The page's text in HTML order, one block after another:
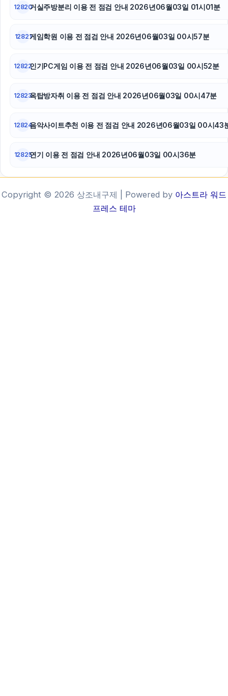
12820거실주방분리 이용 전 점검 안내 2026년06월03일 01시01분
12821게임학원 이용 전 점검 안내 2026년06월03일 00시57분
12822인기PC게임 이용 전 점검 안내 2026년06월03일 00시52분
12823옥탑방자취 이용 전 점검 안내 2026년06월03일 00시47분
12824음악사이트추천 이용 전 점검 안내 2026년06월03일 00시43
12825연기 이용 전 점검 안내 2026년06월03일 00시36분
Copyright © 2026 상조내구제 | Powered by 아스트라 워드
프레스 테마